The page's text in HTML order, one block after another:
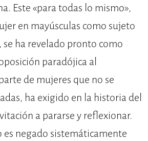
Este «para todas lo mismo»,
en mayúsculas como sujeto
se ha revelado pronto como
paradójica al
de mujeres que no se
ha exigido en la historia del
a pararse y reflexionar.
es negado sistemáticamente